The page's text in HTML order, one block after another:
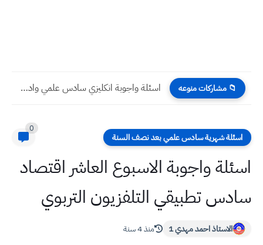
📁 مشاركات منوعه اسئلة واجوبة انكليزي سادس علمي وادبي نصف السنة 2023
اسئلة شهرية سادس علمي بعد نصف السنة
0
اسئلة واجوبة الاسبوع العاشر اقتصاد
سادس تطبيقي التلفزيون التربوي
الاستاذ احمد مهدي 1 منذ 4 سنة